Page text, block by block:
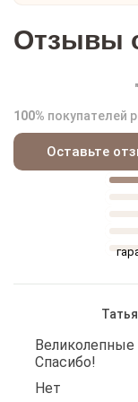
Отзывы
"
100% покупателей
Оставьте
Спасибо!
Нет